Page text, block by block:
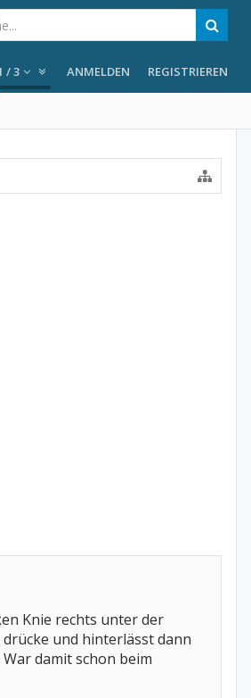
/3 ANMELDEN REGISTRIEREN
Knie rechts unter der
und hinterlässt dann
damit schon beim